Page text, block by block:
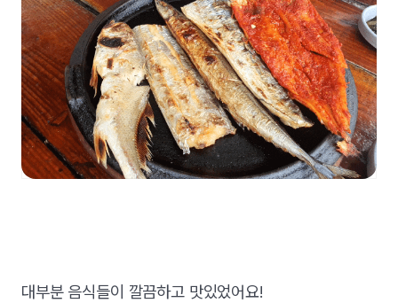
대부분 음식들이 깔끔하고 맛있었어요!